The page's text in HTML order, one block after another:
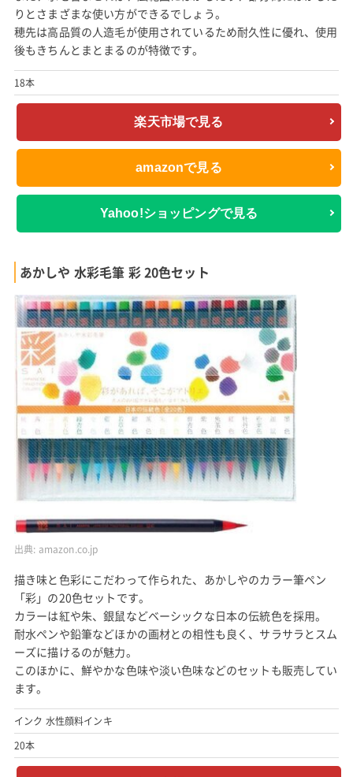
りとさまざまな使い方ができるでしょう。
穂先は高品質の人造毛が使用されているため耐久性に優れ、使用
後もきちんとまとまるのが特徴です。
18本
楽天市場で見る
amazonで見る
Yahoo!ショッピングで見る
あかしや 水彩毛筆 彩 20色セット
出典: amazon.co.jp
描き味と色彩にこだわって作られた、あかしやのカラー筆ペン
「彩」の20色セットです。
カラーは紅や朱、銀鼠などベーシックな日本の伝統色を採用。
耐水ペンや鉛筆などほかの画材との相性も良く、サラサラとスム
ーズに描けるのが魅力。
このほかに、鮮やかな色味や淡い色味などのセットも販売してい
ます。
インク 水性顔料インキ
20本